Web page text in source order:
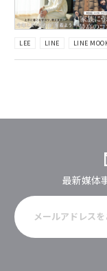
LEE LINE LINE
最新媒体